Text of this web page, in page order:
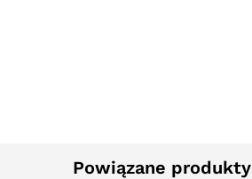
Powiązane produkty